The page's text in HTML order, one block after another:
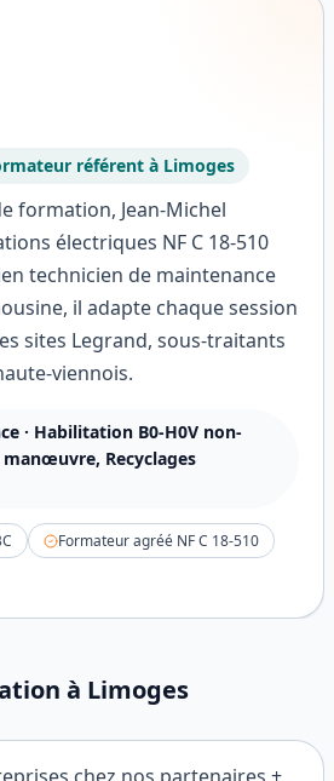
référent à Limoges
formation, Jean-Michel
électriques NF C 18-510
technicien de maintenance
il adapte chaque session
sites Legrand, sous-traitants
viennois.
· Habilitation B0-H0V non-
manœuvre, Recyclages
Formateur agréé NF C 18-510
à Limoges